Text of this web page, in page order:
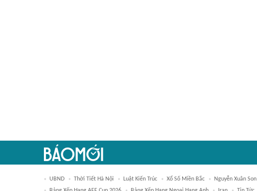
UBND Thời Tiết Hà Nội Luật Kiến Trúc Xổ Số Miền Bắc Nguyễn Xuân Son